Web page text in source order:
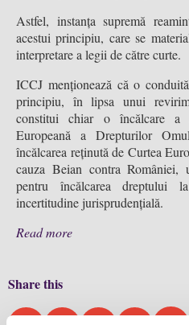
Astfel, instanța supremă
acestui principiu, care se
interpretare a legii de către curte.
ICCJ menționează că o
principiu, în lipsa unui
constitui chiar o încălcare a
Europeană a Drepturilor
încălcarea reținută de Curtea
cauza Beian contra României,
pentru încălcarea dreptului
incertitudine jurisprudențială.
Read more
Share this